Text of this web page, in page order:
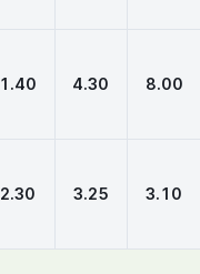
1.40 4.30 8.00
2.30 3.25 3.10